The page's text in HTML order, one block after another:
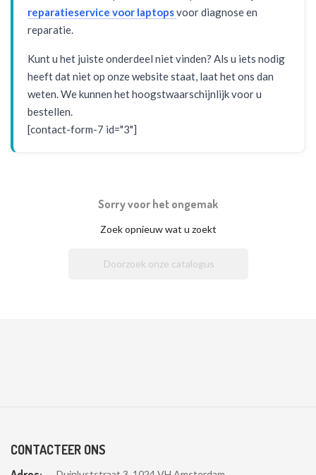
reparatieservice voor laptopsvoor diagnose en
reparatie.
Kunt u het juiste onderdeel niet vinden? Als u iets nodig
heeft dat niet op onze website staat, laat het ons dan
weten. We kunnen het hoogstwaarschijnlijk voor u
bestellen.
[contact-form-7 id="3"]
Sorry voor het ongemak
Zoek opnieuw wat u zoekt
CONTACTEER ONS